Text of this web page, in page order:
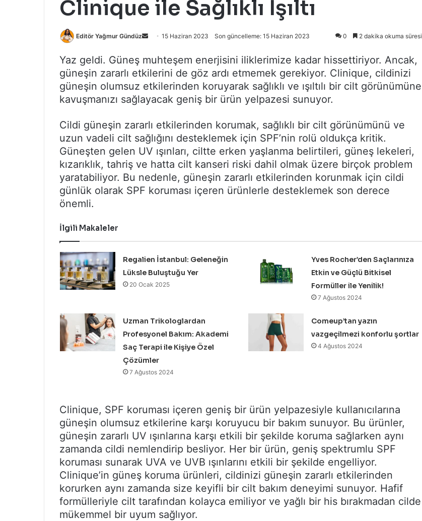
Clinique ile Sağlıklı Işıltı
Editör Yağmur Gündüz
Bir
posta
göndermek
15 Haziran 2023 Son güncelleme: 15 Haziran 2023 0 2 dakika okuma süresi
Yaz geldi. Güneş muhteşem enerjisini iliklerimize kadar hissettiriyor. Ancak,
güneşin zararlı etkilerini de göz ardı etmemek gerekiyor. Clinique, cildinizi
güneşin olumsuz etkilerinden koruyarak sağlıklı ve ışıltılı bir cilt görünümüne
kavuşmanızı sağlayacak geniş bir ürün yelpazesi sunuyor.
Cildi güneşin zararlı etkilerinden korumak, sağlıklı bir cilt görünümünü ve
uzun vadeli cilt sağlığını desteklemek için SPF’nin rolü oldukça kritik.
Güneşten gelen UV ışınları, ciltte erken yaşlanma belirtileri, güneş lekeleri,
kızarıklık, tahriş ve hatta cilt kanseri riski dahil olmak üzere birçok problem
yaratabiliyor. Bu nedenle, güneşin zararlı etkilerinden korunmak için cildi
günlük olarak SPF koruması içeren ürünlerle desteklemek son derece
önemli.
İlgili Makaleler
Regalien İstanbul: Geleneğin
Lüksle Buluştuğu Yer
20 Ocak 2025
Yves Rocher’den Saçlarınıza
Etkin ve Güçlü Bitkisel
Formüller ile Yenilik!
7 Ağustos 2024
Uzman Trikologlardan
Profesyonel Bakım: Akademi
Saç Terapi ile Kişiye Özel
Çözümler
7 Ağustos 2024
Comeup’tan yazın
vazgeçilmezi konforlu şortlar
4 Ağustos 2024
Clinique, SPF koruması içeren geniş bir ürün yelpazesiyle kullanıcılarına
güneşin olumsuz etkilerine karşı koruyucu bir bakım sunuyor. Bu ürünler,
güneşin zararlı UV ışınlarına karşı etkili bir şekilde koruma sağlarken aynı
zamanda cildi nemlendirip besliyor. Her bir ürün, geniş spektrumlu SPF
koruması sunarak UVA ve UVB ışınlarını etkili bir şekilde engelliyor.
Clinique’in güneş koruma ürünleri, cildinizi güneşin zararlı etkilerinden
korurken aynı zamanda size keyifli bir cilt bakım deneyimi sunuyor. Hafif
formülleriyle cilt tarafından kolayca emiliyor ve yağlı bir his bırakmadan cilde
mükemmel bir uyum sağlıyor.